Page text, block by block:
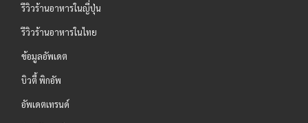
รีวิวร้านอาหารในญี่ปุ่น
รีวิวร้านอาหารในไทย
ข้อมูลอัพเดต
บิวตี้ พิกอัพ
อัพเดตเทรนด์